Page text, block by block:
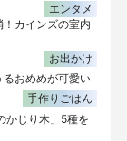
エンタメ
カインズの室内
お出かけ
おめめが可愛い
手作りごはん
かじり木」5種を